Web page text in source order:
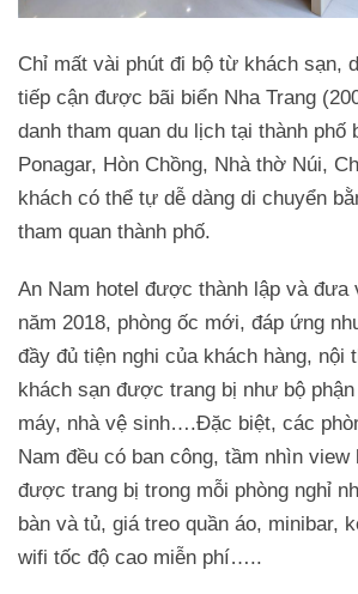
Chỉ mất vài phút đi bộ từ khách sạn,
tiếp cận được bãi biển Nha Trang
danh tham quan du lịch tại thành phố
Ponagar, Hòn Chồng, Nhà thờ Núi,
khách có thể tự dễ dàng di chuyển
tham quan thành phố.
An Nam hotel được thành lập và đưa
năm 2018, phòng ốc mới, đáp ứng
đầy đủ tiện nghi của khách hàng, nội
khách sạn được trang bị như bộ
máy, nhà vệ sinh….Đặc biệt, các
Nam đều có ban công, tầm nhìn
được trang bị trong mỗi phòng nghỉ
bàn và tủ, giá treo quần áo, minibar,
wifi tốc độ cao miễn phí…..